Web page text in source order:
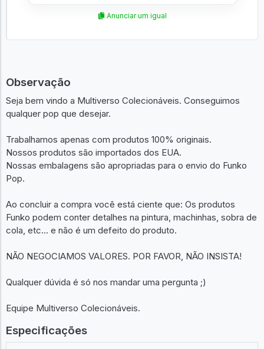
Anunciar um igual
Observação
Seja bem vindo a Multiverso Colecionáveis. Conseguimos
qualquer pop que desejar.
Trabalhamos apenas com produtos 100% originais.
Nossos produtos são importados dos EUA.
Nossas embalagens são apropriadas para o envio do Funko
Pop.
Ao concluir a compra você está ciente que: Os produtos
Funko podem conter detalhes na pintura, machinhas, sobra de
cola, etc... e não é um defeito do produto.
NÃO NEGOCIAMOS VALORES. POR FAVOR, NÃO INSISTA!
Qualquer dúvida é só nos mandar uma pergunta ;)
Equipe Multiverso Colecionáveis.
Especificações